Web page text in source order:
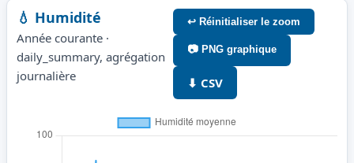
💧 Humidité
Année courante ·
daily_summary, agrégation
journalière
↩ Réinitialiser le zoom
📷 PNG graphique
⬇ CSV